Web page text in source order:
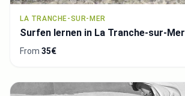
LA TRANCHE-SUR-MER
Surfen lernen in La Tranche-sur-Mer
From 35€